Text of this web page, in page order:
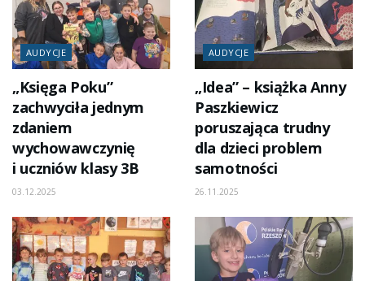
AUDYCJE
„Księga Poku”
zachwyciła jednym
zdaniem
wychowawczynię
i uczniów klasy 3B
03.12.2025
AUDYCJE
„Idea” – książka Anny
Paszkiewicz
poruszająca trudny
dla dzieci problem
samotności
26.11.2025